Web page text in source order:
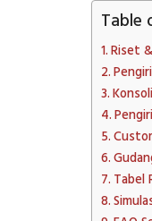
Table
Riset
Tabel